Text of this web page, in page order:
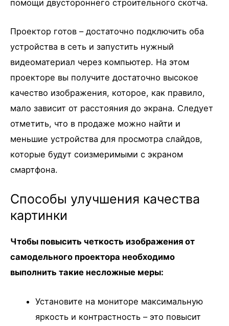
помощи двустороннего строительного скотча.
Проектор готов – достаточно подключить оба
устройства в сеть и запустить нужный
видеоматериал через компьютер. На этом
проекторе вы получите достаточно высокое
качество изображения, которое, как правило,
мало зависит от расстояния до экрана. Следует
отметить, что в продаже можно найти и
меньшие устройства для просмотра слайдов,
которые будут соизмеримыми с экраном
смартфона.
Способы улучшения качества
картинки
Чтобы повысить четкость изображения от
самодельного проектора необходимо
выполнить такие несложные меры:
Установите на мониторе максимальную
яркость и контрастность – это повысит